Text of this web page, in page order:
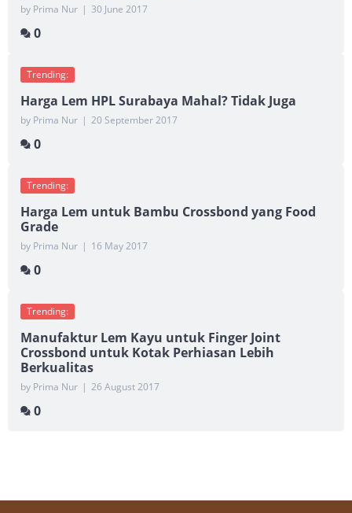
by Prima Nur | 30 June 2017
0
Trending:
Harga Lem HPL Surabaya Mahal? Tidak Juga
by Prima Nur | 20 September 2017
0
Trending:
Harga Lem untuk Bambu Crossbond yang Food
Grade
by Prima Nur | 16 May 2017
0
Trending:
Manufaktur Lem Kayu untuk Finger Joint
Crossbond untuk Kotak Perhiasan Lebih
Berkualitas
by Prima Nur | 26 August 2017
0